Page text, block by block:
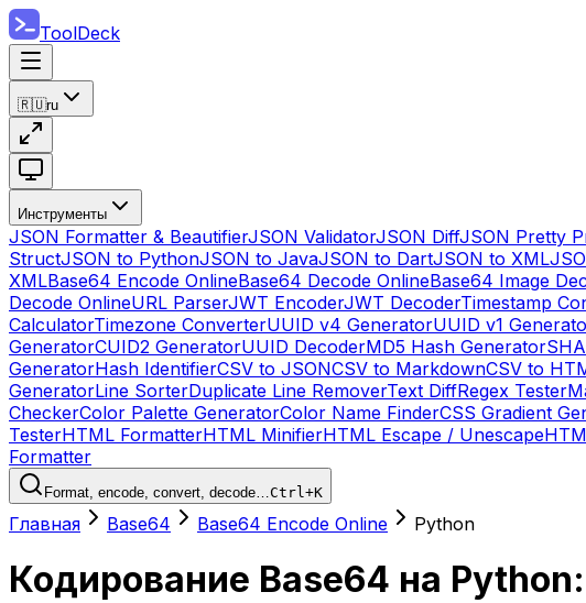
ToolDeck
🇷🇺ru
Инструменты
JSON Formatter & BeautifierJSON ValidatorJSON DiffJSON Pretty
StructJSON to PythonJSON to JavaJSON to DartJSON to XML
XMLBase64 Encode OnlineBase64 Decode OnlineBase64 Image
Decode OnlineURL ParserJWT EncoderJWT DecoderTimestamp
CalculatorTimezone ConverterUUID v4 GeneratorUUID v1
GeneratorCUID2 GeneratorUUID DecoderMD5 Hash Generator
GeneratorHash IdentifierCSV to JSONCSV to MarkdownCSV to
GeneratorLine SorterDuplicate Line RemoverText DiffRegex Tester
CheckerColor Palette GeneratorColor Name FinderCSS Gradient
TesterHTML FormatterHTML MinifierHTML Escape / Unescape
Formatter
Format, encode, convert, decode…Ctrl+K
Главная Base64 Base64 Encode Online Python
Кодирование Base64 на